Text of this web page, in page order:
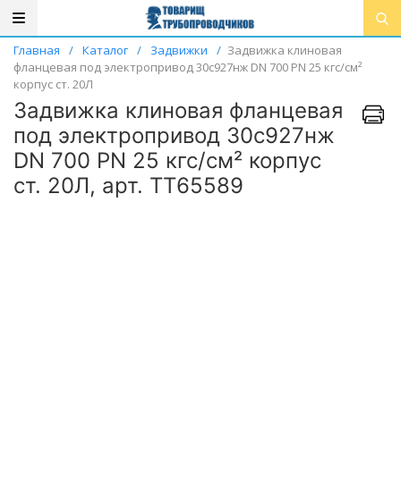
Главная / Каталог / Задвижки / Задвижка клиновая
фланцевая под электропривод 30с927нж DN 700 PN 25 кгс/см²
корпус ст. 20Л
Задвижка клиновая фланцевая
под электропривод 30с927нж
DN 700 PN 25 кгс/см² корпус
ст. 20Л, арт. ТТ65589